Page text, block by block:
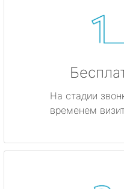
На стадии
временем